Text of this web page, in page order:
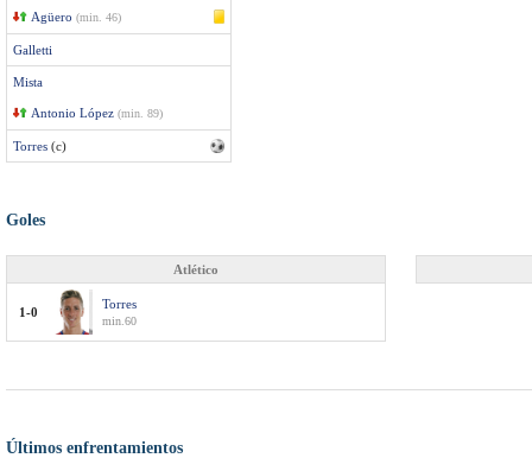
Agüero (min. 46)
Galletti
Mista
Antonio López (min. 89)
Torres (c)
Goles
Atlético
1-0
Torres
min.60
Últimos enfrentamientos